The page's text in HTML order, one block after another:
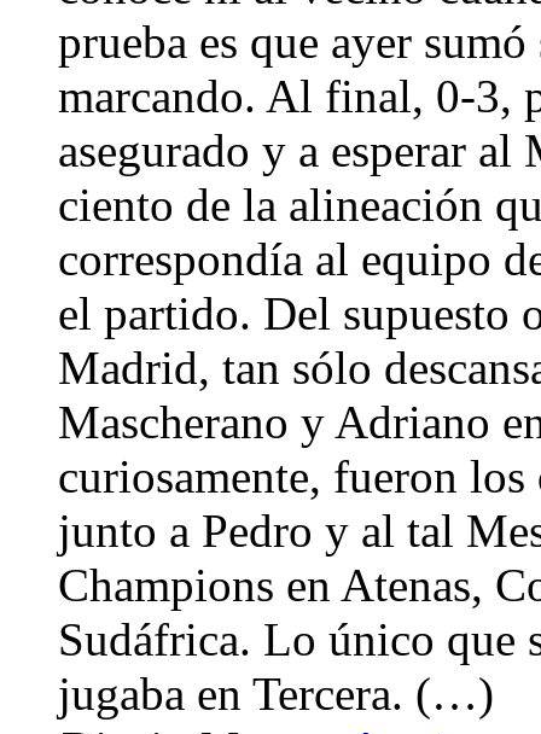
prueba es que ayer
marcando. Al final, 0-3,
asegurado y a esperar
ciento de la alineación
correspondía al equipo
el partido. Del supuesto
Madrid, tan sólo
Mascherano y Adriano
curiosamente, fueron
junto a Pedro y al tal
Champions en Atenas,
Sudáfrica. Lo único que
jugaba en Tercera. (…)